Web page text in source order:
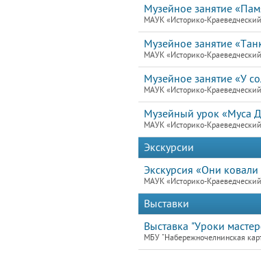
Музейное занятие
МАУК «Историко-
Музейное занятие
МАУК «Историко-
Музейное занятие «У
МАУК «Историко-
Музейный урок «Муса
МАУК «Историко-
Экскурсии
Экскурсия «Они
МАУК «Историко-
Выставки
Выставка "Уроки
МБУ "Набережночелнинская